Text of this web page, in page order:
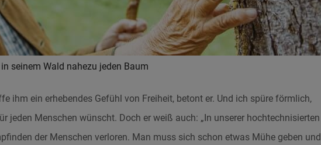
seinem Wald nahezu jeden Baum
ihm ein erhebendes Gefühl von Freiheit, betont er. Und ich spüre förmlich,
jeden Menschen wünscht. Doch er weiß auch: „In unserer hochtechnisierten
der Menschen verloren. Man muss sich schon etwas Mühe geben und